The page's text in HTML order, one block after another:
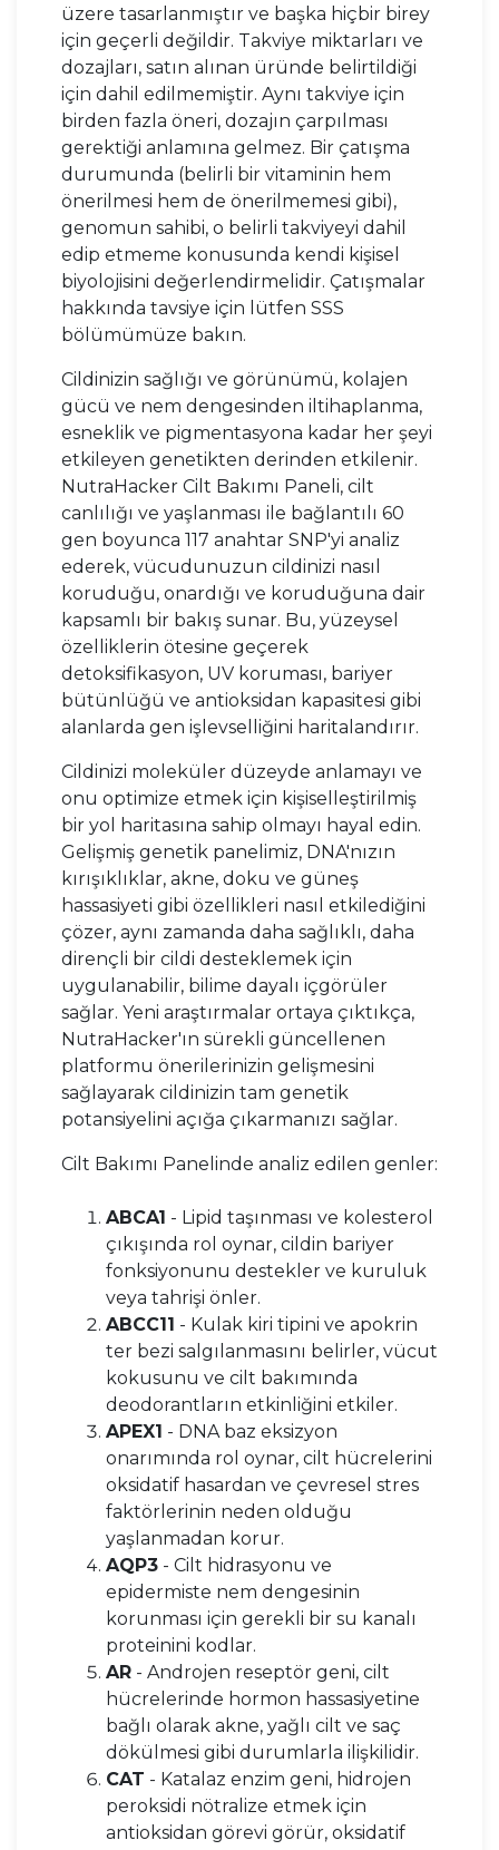
üzere tasarlanmıştır ve başka hiçbir birey
için geçerli değildir. Takviye miktarları ve
dozajları, satın alınan üründe belirtildiği
için dahil edilmemiştir. Aynı takviye için
birden fazla öneri, dozajın çarpılması
gerektiği anlamına gelmez. Bir çatışma
durumunda (belirli bir vitaminin hem
önerilmesi hem de önerilmemesi gibi),
genomun sahibi, o belirli takviyeyi dahil
edip etmeme konusunda kendi kişisel
biyolojisini değerlendirmelidir. Çatışmalar
hakkında tavsiye için lütfen SSS
bölümümüze bakın.
Cildinizin sağlığı ve görünümü, kolajen
gücü ve nem dengesinden iltihaplanma,
esneklik ve pigmentasyona kadar her şeyi
etkileyen genetikten derinden etkilenir.
NutraHacker Cilt Bakımı Paneli, cilt
canlılığı ve yaşlanması ile bağlantılı 60
gen boyunca 117 anahtar SNP'yi analiz
ederek, vücudunuzun cildinizi nasıl
koruduğu, onardığı ve koruduğuna dair
kapsamlı bir bakış sunar. Bu, yüzeysel
özelliklerin ötesine geçerek
detoksifikasyon, UV koruması, bariyer
bütünlüğü ve antioksidan kapasitesi gibi
alanlarda gen işlevselliğini haritalandırır.
Cildinizi moleküler düzeyde anlamayı ve
onu optimize etmek için kişiselleştirilmiş
bir yol haritasına sahip olmayı hayal edin.
Gelişmiş genetik panelimiz, DNA'nızın
kırışıklıklar, akne, doku ve güneş
hassasiyeti gibi özellikleri nasıl etkilediğini
çözer, aynı zamanda daha sağlıklı, daha
dirençli bir cildi desteklemek için
uygulanabilir, bilime dayalı içgörüler
sağlar. Yeni araştırmalar ortaya çıktıkça,
NutraHacker'ın sürekli güncellenen
platformu önerilerinizin gelişmesini
sağlayarak cildinizin tam genetik
potansiyelini açığa çıkarmanızı sağlar.
Cilt Bakımı Panelinde analiz edilen genler:
ABCA1 - Lipid taşınması ve kolesterol
çıkışında rol oynar, cildin bariyer
fonksiyonunu destekler ve kuruluk
veya tahrişi önler.
ABCC11 - Kulak kiri tipini ve apokrin
ter bezi salgılanmasını belirler, vücut
kokusunu ve cilt bakımında
deodorantların etkinliğini etkiler.
APEX1 - DNA baz eksizyon
onarımında rol oynar, cilt hücrelerini
oksidatif hasardan ve çevresel stres
faktörlerinin neden olduğu
yaşlanmadan korur.
AQP3 - Cilt hidrasyonu ve
epidermiste nem dengesinin
korunması için gerekli bir su kanalı
proteinini kodlar.
AR - Androjen reseptör geni, cilt
hücrelerinde hormon hassasiyetine
bağlı olarak akne, yağlı cilt ve saç
dökülmesi gibi durumlarla ilişkilidir.
CAT - Katalaz enzim geni, hidrojen
peroksidi nötralize etmek için
antioksidan görevi görür, oksidatif